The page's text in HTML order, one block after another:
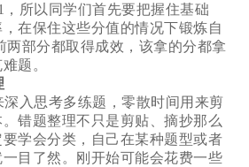
，所以同学们首先要把握住基础
在保住这些分值的情况下锻炼自
两部分都取得成效，该拿的分都拿
题。
入思考多练题，零散时间用来剪
错题整理不只是剪贴、摘抄那么
学会分类，自己在某种题型或者
目了然。刚开始可能会花费一些